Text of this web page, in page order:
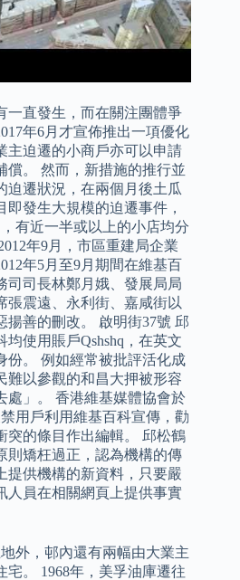
一直發生，而在關注團體爭
年6月才宣佈推出一項優化
主迫遷的小商戶亦可以申請
償。 然而，新措施的推行並
迫遷狀況，在兩個月後土瓜
發生大規模的迫遷事件，
有近一半或以上的小店均分
年9月，市區重建局企業
年5月至9月期間在維基百
司司長林鄭月娥、發展局局
張震遠、永利街、嘉咸街以
揚善的刪改。 啟明街37號 邱
使用賬戶Qshshq，在英文
份。 例如經常被批評活化成
難以參觀的和昌大押被形容
處」。 香港維基媒體協會於
用戶利用維基百科宣傳，勸
突的條目作出編輯。 邱松鶴
則矯枉過正，認為機構的傳
提供機構的新資料，只要嚴
人員在相關網頁上提供事實
外，邨內還有兩幅由大業主
。 1968年，美孚油庫遷往